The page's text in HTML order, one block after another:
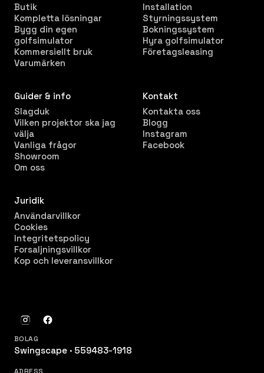
Butik
Kompletta lösningar
Bygg din egen
golfsimulator
Kommersiellt bruk
Varumärken
Installation
Styrningssystem
Bokningssystem
Hyra golfsimulator
Företagsleasing
Guider & info
Slagduk
Vilken projektor ska jag
välja
Vanliga frågor
Showroom
Om oss
Kontakt
Kontakta oss
Blogg
Instagram
Facebook
Juridik
Användarvillkor
Cookies
Integritetspolicy
Forsaljningsvillkor
Kop och leveransvillkor
BOLAG
Swingscape · 559483-1918